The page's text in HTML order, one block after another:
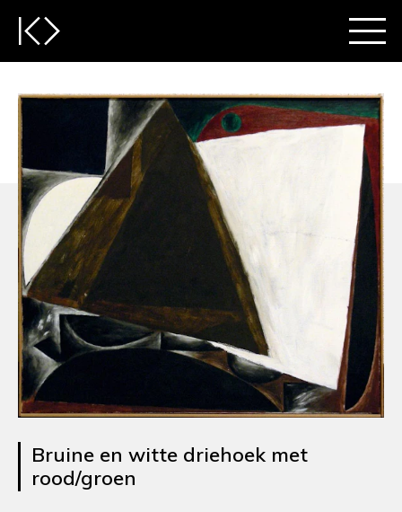
Bruine en witte driehoek met
rood/groen